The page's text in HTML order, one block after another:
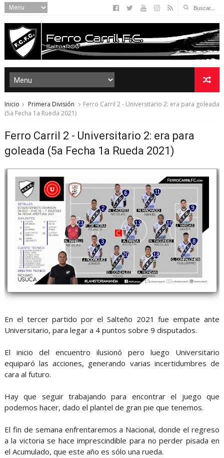
Inicio Primera División
Ferro Carril 2 - Universitario 2: era para goleada
(5a Fecha 1a Rueda 2021)
Ferro Carril 2 - Universitario 2: era para
goleada (5a Fecha 1a Rueda 2021)
En el tercer partido por el Salteño 2021 fue empate ante
Universitario, para legar a 4 puntos sobre 9 disputados.
El inicio del encuentro ilusionó pero luego Universitario
equiparó las acciones, generando varias incertidumbres de
cara al futuro.
Hay que seguir trabajando para encontrar el juego que
podemos hacer, dado el plantel de gran pie que tenemos.
El fin de semana enfrentaremos a Nacional, donde el regreso
a la victoria se hace imprescindible para no perder pisada en
el Acumulado, que este año es sólo una rueda.